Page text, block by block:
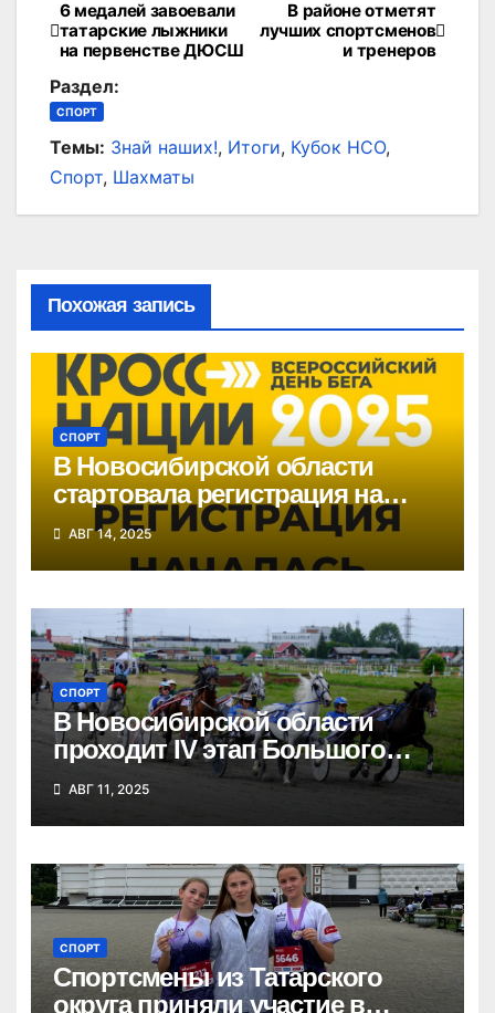
Навигация
по
записям
В районе отметят
лучших спортсменов
и тренеров
6 медалей завоевали
татарские лыжники
на первенстве ДЮСШ
Раздел:
СПОРТ
Темы: Знай наших!, Итоги, Кубок НСО,
Спорт, Шахматы
Похожая запись
СПОРТ
В Новосибирской области
стартовала регистрация на
«Кросс нации»
АВГ 14, 2025
СПОРТ
В Новосибирской области
проходит IV этап Большого
Сибирского круга
АВГ 11, 2025
СПОРТ
Спортсмены из Татарского
округа приняли участие в